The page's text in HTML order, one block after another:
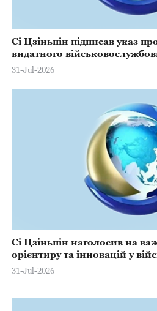
Сі Цзіньпін підписав указ
видатного
31-Jul-2026
Сі Цзіньпін наголосив на
орієнтиру та інновацій у
31-Jul-2026